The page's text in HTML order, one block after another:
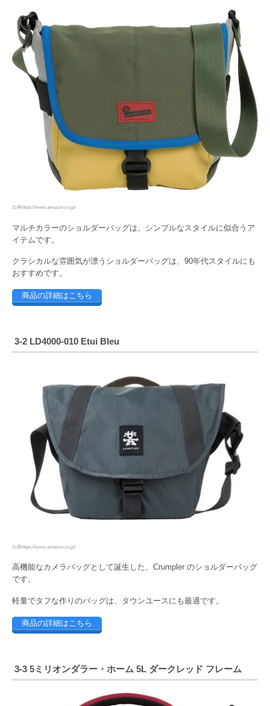
出典https://www.amazon.co.jp/
マルチカラーのショルダーバッグは、シンプルなスタイルに似合うア
イテムです。
クラシカルな雰囲気が漂うショルダーバッグは、90年代スタイルにも
おすすめです。
商品の詳細はこちら
3-2 LD4000-010 Etui Bleu
出典https://www.amazon.co.jp/
高機能なカメラバッグとして誕生した、Crumpler のショルダーバッグ
です。
軽量でタフな作りのバッグは、タウンユースにも最適です。
商品の詳細はこちら
3-3 5ミリオンダラー・ホーム 5L ダークレッド フレーム